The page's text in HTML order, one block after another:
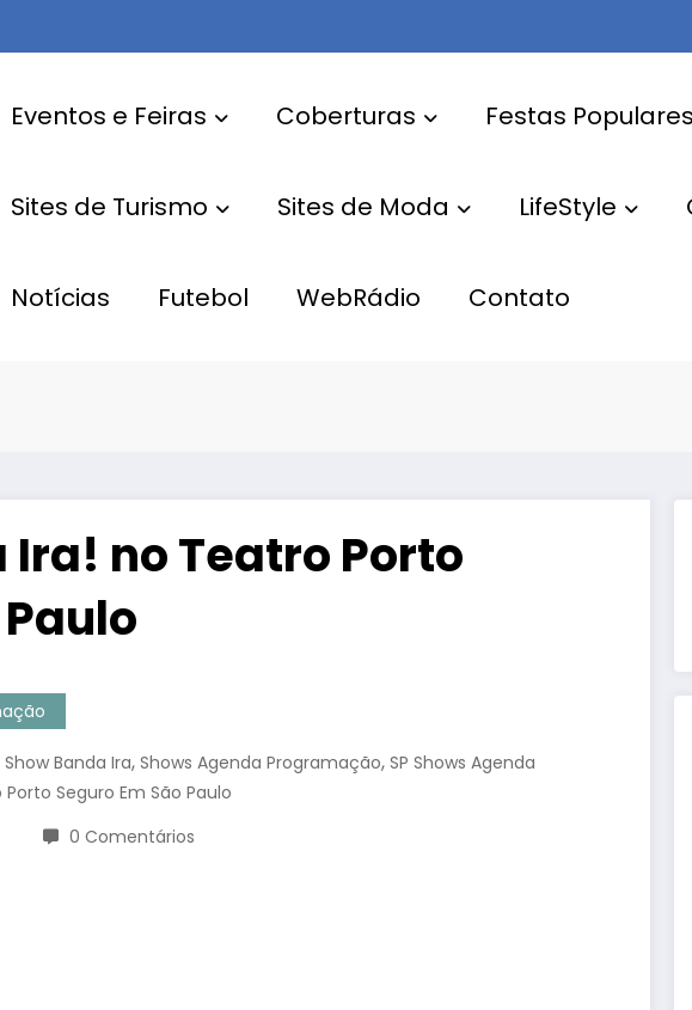
Eventos e Feiras Coberturas Festas Populares
Sites de Turismo Sites de Moda LifeStyle
Notícias Futebol WebRádio Contato
no Teatro Porto
Show Banda Ira, Shows Agenda Programação, SP Shows Agenda
Seguro Em São Paulo
0 Comentários